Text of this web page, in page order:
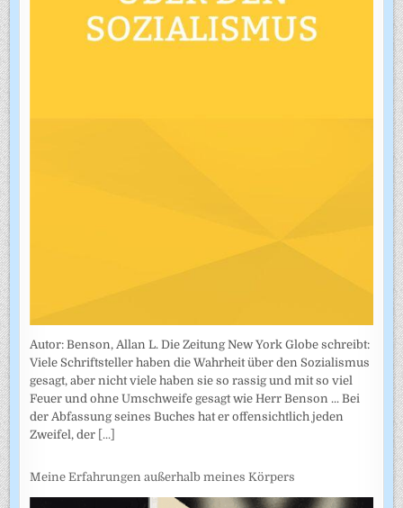
Autor: Benson, Allan L. Die Zeitung New York Globe schreibt:
Viele Schriftsteller haben die Wahrheit über den Sozialismus
gesagt, aber nicht viele haben sie so rassig und mit so viel
Feuer und ohne Umschweife gesagt wie Herr Benson ... Bei
der Abfassung seines Buches hat er offensichtlich jeden
Zweifel, der [...]
Meine Erfahrungen außerhalb meines Körpers